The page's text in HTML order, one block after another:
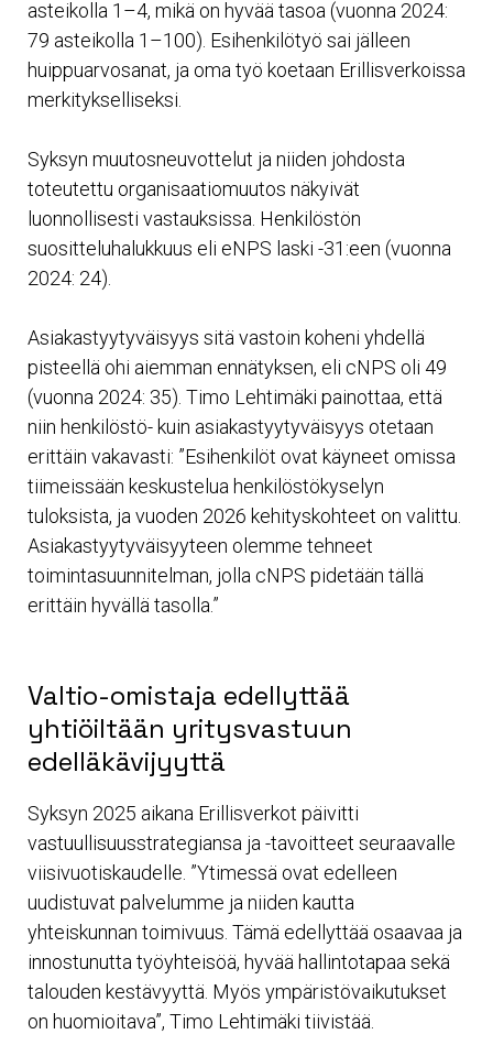
asteikolla 1–4, mikä on hyvää tasoa (vuonna 2024:
79 asteikolla 1–100). Esihenkilötyö sai jälleen
huippuarvosanat, ja oma työ koetaan Erillisverkoissa
merkitykselliseksi.
Syksyn muutosneuvottelut ja niiden johdosta
toteutettu organisaatiomuutos näkyivät
luonnollisesti vastauksissa. Henkilöstön
suositteluhalukkuus eli eNPS laski -31:een (vuonna
2024: 24).
Asiakastyytyväisyys sitä vastoin koheni yhdellä
pisteellä ohi aiemman ennätyksen, eli cNPS oli 49
(vuonna 2024: 35). Timo Lehtimäki painottaa, että
niin henkilöstö- kuin asiakastyytyväisyys otetaan
erittäin vakavasti: ”Esihenkilöt ovat käyneet omissa
tiimeissään keskustelua henkilöstökyselyn
tuloksista, ja vuoden 2026 kehityskohteet on valittu.
Asiakastyytyväisyyteen olemme tehneet
toimintasuunnitelman, jolla cNPS pidetään tällä
erittäin hyvällä tasolla.”
Valtio-omistaja edellyttää
yhtiöiltään yritysvastuun
edelläkävijyyttä
Syksyn 2025 aikana Erillisverkot päivitti
vastuullisuusstrategiansa ja -tavoitteet seuraavalle
viisivuotiskaudelle. ”Ytimessä ovat edelleen
uudistuvat palvelumme ja niiden kautta
yhteiskunnan toimivuus. Tämä edellyttää osaavaa ja
innostunutta työyhteisöä, hyvää hallintotapaa sekä
talouden kestävyyttä. Myös ympäristövaikutukset
on huomioitava”, Timo Lehtimäki tiivistää.